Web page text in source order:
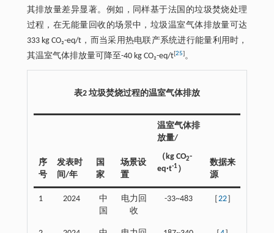
其排放量差异显著。例如，同样基于法国的垃圾焚烧处理
过程，在无能量回收的场景中，垃圾温室气体排放量可达
333 kg CO₂-eq/t，而当采用热电联产系统进行能量利用时，
其温室气体排放量可降至-40 kg CO₂-eq/t[25]。
表2 垃圾焚烧过程的温室气体排放
序
号
发表时
间/年
国
家
场景设
置
温室气体排
放量/
（kg CO2-
eq·t-1）
数据来
源
1 2024
中
国
电力回
收
-33~483 22］